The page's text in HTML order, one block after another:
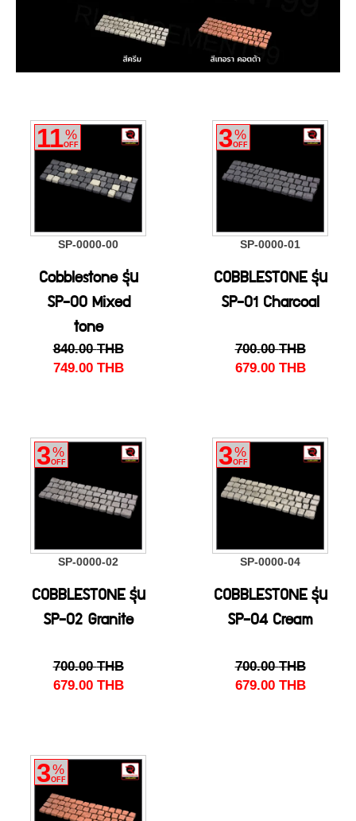
11%
OFF
SP-0000-00
Cobblestone รุ่น
SP-00 Mixed
tone
840.00 THB
749.00 THB
3%
OFF
SP-0000-01
COBBLESTONE รุ่น
SP-01 Charcoal
700.00 THB
679.00 THB
3%
OFF
SP-0000-02
COBBLESTONE รุ่น
SP-02 Granite
700.00 THB
679.00 THB
3%
OFF
SP-0000-04
COBBLESTONE รุ่น
SP-04 Cream
700.00 THB
679.00 THB
3%
OFF